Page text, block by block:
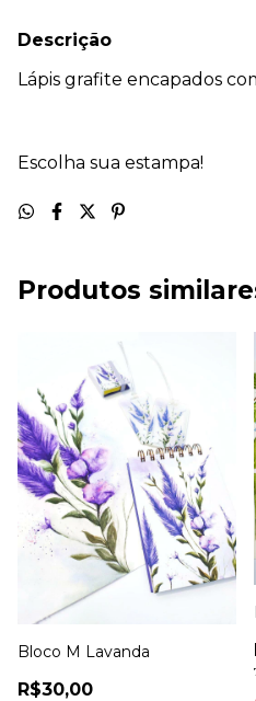
Descrição
Lápis grafite encapados
Escolha sua estampa!
Produtos
Bloco M Lavanda
R$30,00